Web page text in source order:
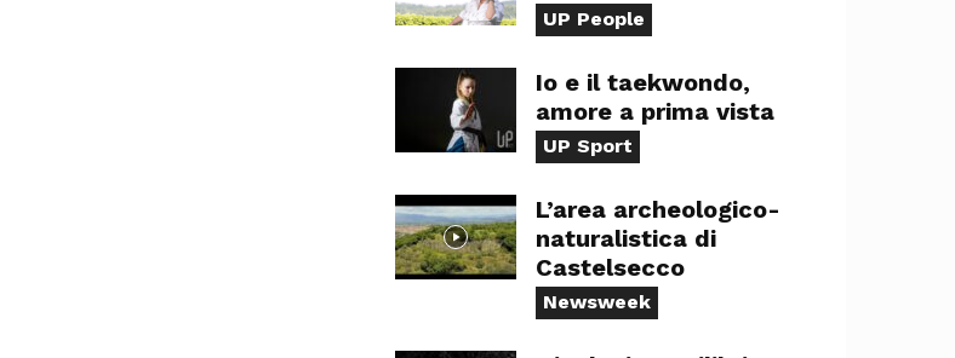
UP People
Io e il taekwondo,
amore a prima vista
UP Sport
L’area archeologico-
naturalistica di
Castelsecco
Newsweek